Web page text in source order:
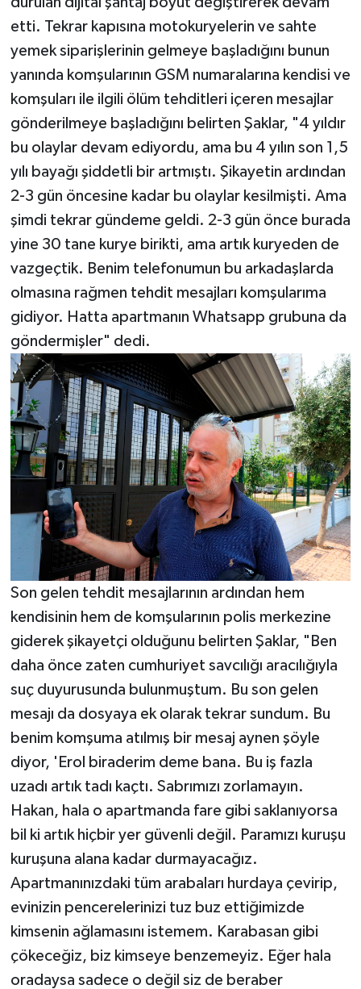
etti. Tekrar kapısına motokuryelerin ve sahte
yemek siparişlerinin gelmeye başladığını bunun
yanında komşularının GSM numaralarına kendisi ve
komşuları ile ilgili ölüm tehditleri içeren mesajlar
gönderilmeye başladığını belirten Şaklar, "4 yıldır
bu olaylar devam ediyordu, ama bu 4 yılın son 1,5
yılı bayağı şiddetli bir artmıştı. Şikayetin ardından
2-3 gün öncesine kadar bu olaylar kesilmişti. Ama
şimdi tekrar gündeme geldi. 2-3 gün önce burada
yine 30 tane kurye birikti, ama artık kuryeden de
vazgeçtik. Benim telefonumun bu arkadaşlarda
olmasına rağmen tehdit mesajları komşularıma
gidiyor. Hatta apartmanın Whatsapp grubuna da
göndermişler" dedi.
Son gelen tehdit mesajlarının ardından hem
kendisinin hem de komşularının polis merkezine
giderek şikayetçi olduğunu belirten Şaklar, "Ben
daha önce zaten cumhuriyet savcılığı aracılığıyla
suç duyurusunda bulunmuştum. Bu son gelen
mesajı da dosyaya ek olarak tekrar sundum. Bu
benim komşuma atılmış bir mesaj aynen şöyle
diyor, 'Erol biraderim deme bana. Bu iş fazla
uzadı artık tadı kaçtı. Sabrımızı zorlamayın.
Hakan, hala o apartmanda fare gibi saklanıyorsa
bil ki artık hiçbir yer güvenli değil. Paramızı kuruşu
kuruşuna alana kadar durmayacağız.
Apartmanınızdaki tüm arabaları hurdaya çevirip,
evinizin pencerelerinizi tuz buz ettiğimizde
kimsenin ağlamasını istemem. Karabasan gibi
çökeceğiz, biz kimseye benzemeyiz. Eğer hala
oradaysa sadece o değil siz de beraber